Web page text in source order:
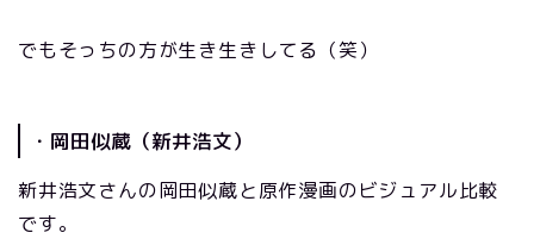
でもそっちの方が生き生きしてる（笑）
・岡田似蔵（新井浩文）
新井浩文さんの岡田似蔵と原作漫画のビジュアル比較
です。